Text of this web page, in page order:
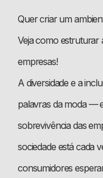
Quer criar um
Veja como estruturar
empresas!
A diversidade e a
palavras da moda —
sobrevivência das
sociedade está cada
consumidores